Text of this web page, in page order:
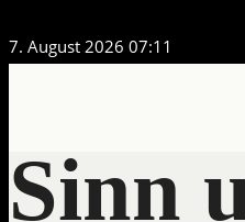
Zum
7. August 2026 07:11
Sinn